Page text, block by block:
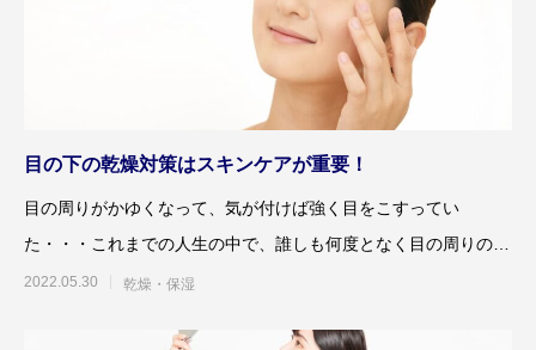
目の下の乾燥対策はスキンケアが重要！
目の周りがかゆくなって、気が付けば強く目をこすってい
た・・・これまでの人生の中で、誰しも何度となく目の周りのか
ゆみを経験されているものと思
2022.05.30 乾燥・保湿